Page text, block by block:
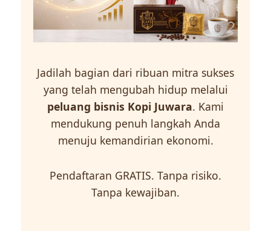
Jadilah bagian dari ribuan mitra sukses
yang telah mengubah hidup melalui
peluang bisnis Kopi Juwara. Kami
mendukung penuh langkah Anda
menuju kemandirian ekonomi.
Pendaftaran GRATIS. Tanpa risiko.
Tanpa kewajiban.